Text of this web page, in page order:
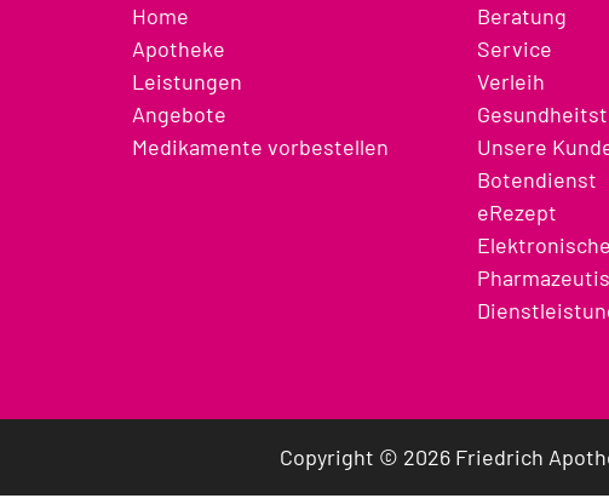
Home
Apotheke
Leistungen
Angebote
Medikamente vorbestellen
Beratung
Service
Verleih
Unsere
Botendienst
eRezept
Copyright © 2026 Friedrich